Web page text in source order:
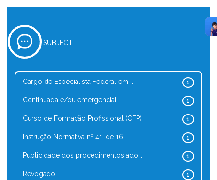
SUBJECT
1
Cargo de Especialista Federal em ...
1
Continuada e/ou emergencial
1
Curso de Formação Profissional (CFP)
1
Instrução Normativa nº 41, de 16 ...
1
Publicidade dos procedimentos ado...
1
Revogado